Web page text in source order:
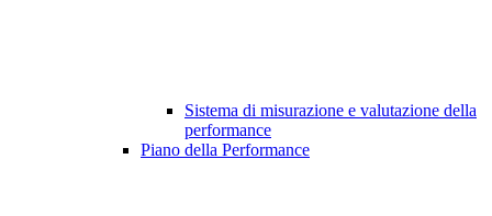
Sistema di misurazione e valutazione della
performance
Piano della Performance